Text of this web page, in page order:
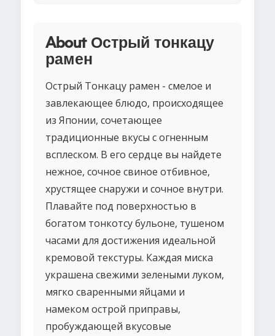
About Острый тонкацу
рамен
Острый Тонкацу рамен - смелое и
завлекающее блюдо, происходящее
из Японии, сочетающее
традиционные вкусы с огненным
всплеском. В его сердце вы найдете
нежное, сочное свиное отбивное,
хрустящее снаружи и сочное внутри.
Плавайте под поверхностью в
богатом тонкотсу бульоне, тушеном
часами для достижения идеальной
кремовой текстуры. Каждая миска
украшена свежими зелеными луком,
мягко сваренными яйцами и
намеком острой приправы,
пробуждающей вкусовые